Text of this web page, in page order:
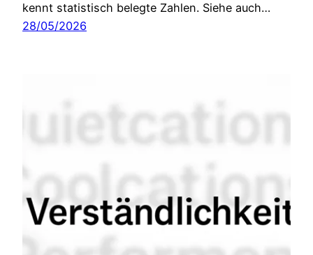
kennt statistisch belegte Zahlen. Siehe auch…
28/05/2026